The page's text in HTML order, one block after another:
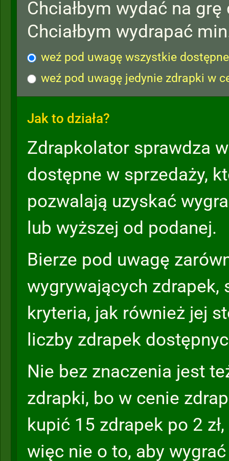
Chciałbym wydać na grę
Chciałbym wydrapać
weź pod uwagę wszystkie
weź pod uwagę jedynie zdrapki w
Jak to działa?
Zdrapkolator sprawdza
dostępne w sprzedaży,
pozwalają uzyskać
lub wyższej od podanej.
Bierze pod uwagę
wygrywających zdrapek,
kryteria, jak również jej
liczby zdrapek
Nie bez znaczenia jest
zdrapki, bo w cenie
kupić 15 zdrapek po 2
więc nie o to, aby